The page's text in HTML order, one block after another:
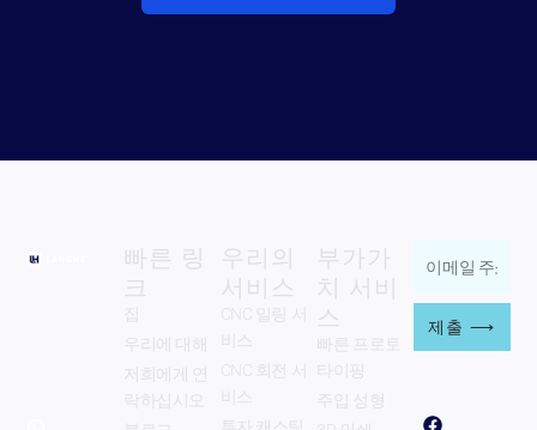
빠른 링
크
집
우리에 대해
저희에게 연
락하십시오
우리의
서비스
CNC 밀링 서
비스
CNC 회전 서
비스
부가가
치 서비
스
빠른 프로토
타이핑
주입 성형
일
주
를
제출 ⟶
페
Y
w